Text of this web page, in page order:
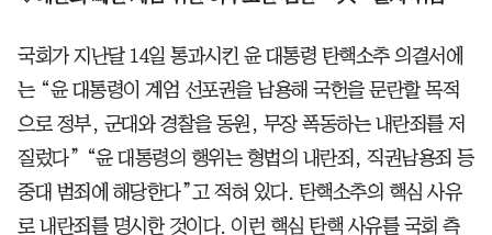
국회가 지난달 14일 통과시킨 윤 대통령 탄핵소추 의결서에
는 “윤 대통령이 계엄 선포권을 남용해 국헌을 문란할 목적
으로 정부, 군대와 경찰을 동원, 무장 폭동하는 내란죄를 저
질렀다” “윤 대통령의 행위는 형법의 내란죄, 직권남용죄 등
중대 범죄에 해당한다”고 적혀 있다. 탄핵소추의 핵심 사유
로 내란죄를 명시한 것이다. 이런 핵심 탄핵 사유를 국회 측